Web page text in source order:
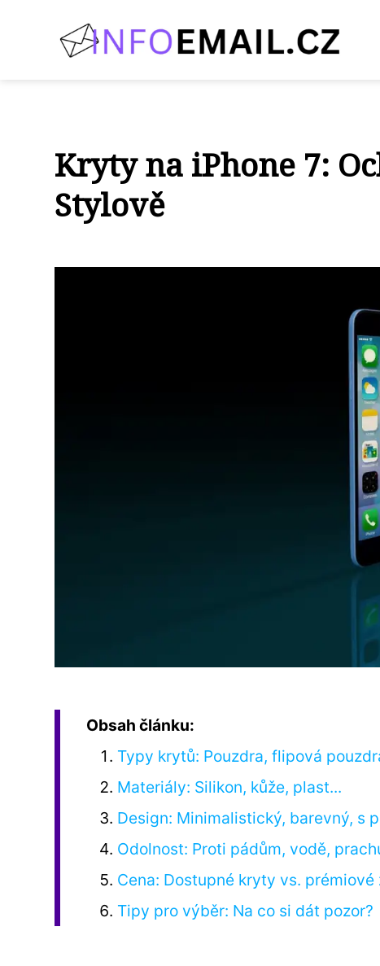
Kryty na iPhone 7:
Stylově
Obsah článku:
Typy krytů: Pouzdra, flipová
Materiály: Silikon, kůže, plast...
Design: Minimalistický, barevný, s
Odolnost: Proti pádům, vodě,
Cena: Dostupné kryty vs. prémiové
Tipy pro výběr: Na co si dát pozor?